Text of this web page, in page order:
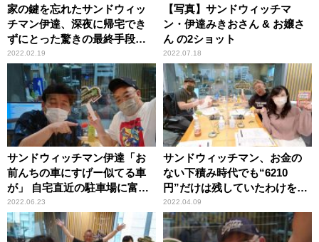
家の鍵を忘れたサンドウィッ
チマン伊達、深夜に帰宅でき
ずにとった驚きの最終手段
「だって入れないんだもん」
2022.02.19
【写真】サンドウィッチマ
ン・伊達みきおさん & お嬢さ
ん の2ショット
2022.07.18
サンドウィッチマン伊達「お
前んちの車にすげー似てる車
が」 自宅直近の駐車場に富澤
の車がしれっと停まっていた
理由
2022.06.23
サンドウィッチマン、お金の
ない下積み時代でも“6210
円”だけは残していたわけを明
かす「いくらお金がなくて
も……」
2022.04.09